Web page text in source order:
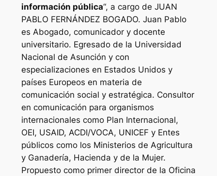
información pública“, a cargo de JUAN
PABLO FERNÁNDEZ BOGADO. Juan Pablo
es Abogado, comunicador y docente
universitario. Egresado de la Universidad
Nacional de Asunción y con
especializaciones en Estados Unidos y
países Europeos en materia de
comunicación social y estratégica. Consultor
en comunicación para organismos
internacionales como Plan Internacional,
OEI, USAID, ACDI/VOCA, UNICEF y Entes
públicos como los Ministerios de Agricultura
y Ganadería, Hacienda y de la Mujer.
Propuesto como primer director de la Oficina